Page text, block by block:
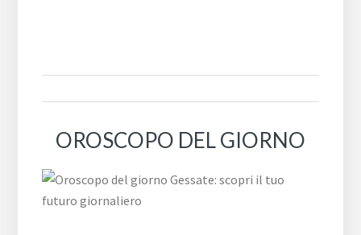
OROSCOPO DEL GIORNO